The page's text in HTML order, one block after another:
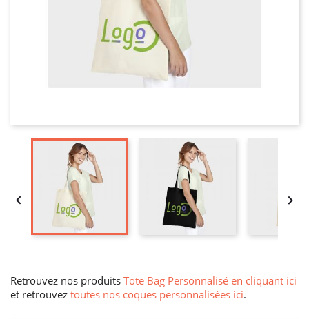
 
Retrouvez nos produits Tote Bag Personnalisé en cliquant ici
et retrouvez toutes nos coques personnalisées ici.